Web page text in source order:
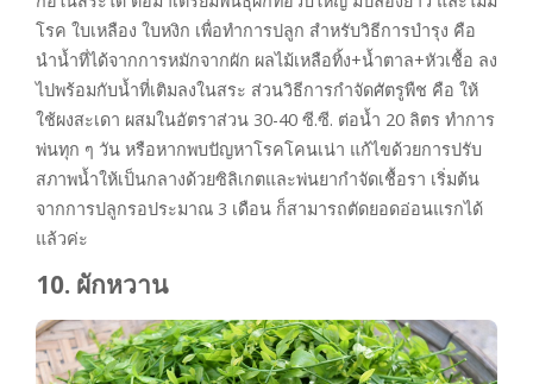
โรค ใบเหลือง ใบหงิก เพื่อทำการปลูก สำหรับวิธีการบำรุง คือ
นำน้ำที่ได้จากการหมักจากผัก ผลไม้เหลือทิ้ง+น้ำตาล+หัวเชื้อ ลง
ไปพร้อมกับน้ำที่เติมลงในสระ ส่วนวิธีการกำจัดศัตรูพืช คือ ให้
ใช้ผงสะเดา ผสมในอัตราส่วน 30-40 ซี.ซี. ต่อน้ำ 20 ลิตร ทำการ
พ่นทุก ๆ วัน หรือหากพบปัญหาโรคโคนเน่า แก้ไขด้วยการปรับ
สภาพน้ำให้เป็นกลางด้วยซิลิเกตและพ่นยากำจัดเชื้อรา เริ่มต้น
จากการปลูกรอประมาณ 3 เดือน ก็สามารถตัดยอดอ่อนแรกได้
แล้วค่ะ
10. ผักหวาน